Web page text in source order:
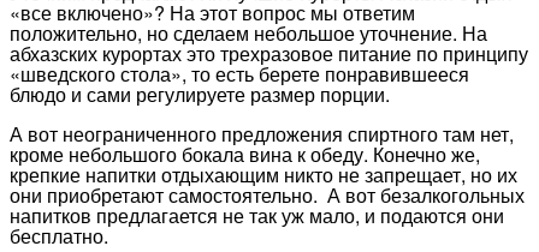
«все включено»? На этот вопрос мы ответим
положительно, но сделаем небольшое уточнение. На
абхазских курортах это трехразовое питание по принципу
«шведского стола», то есть берете понравившееся
блюдо и сами регулируете размер порции.
А вот неограниченного предложения спиртного там нет,
кроме небольшого бокала вина к обеду. Конечно же,
крепкие напитки отдыхающим никто не запрещает, но их
они приобретают самостоятельно. А вот безалкогольных
напитков предлагается не так уж мало, и подаются они
бесплатно.